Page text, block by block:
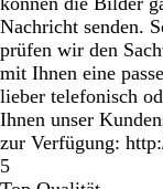
Nachricht senden.
prüfen wir den
mit Ihnen eine
lieber telefonisch
Ihnen unser
zur Verfügung:
5